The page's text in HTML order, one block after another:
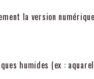
la version
humides (ex :